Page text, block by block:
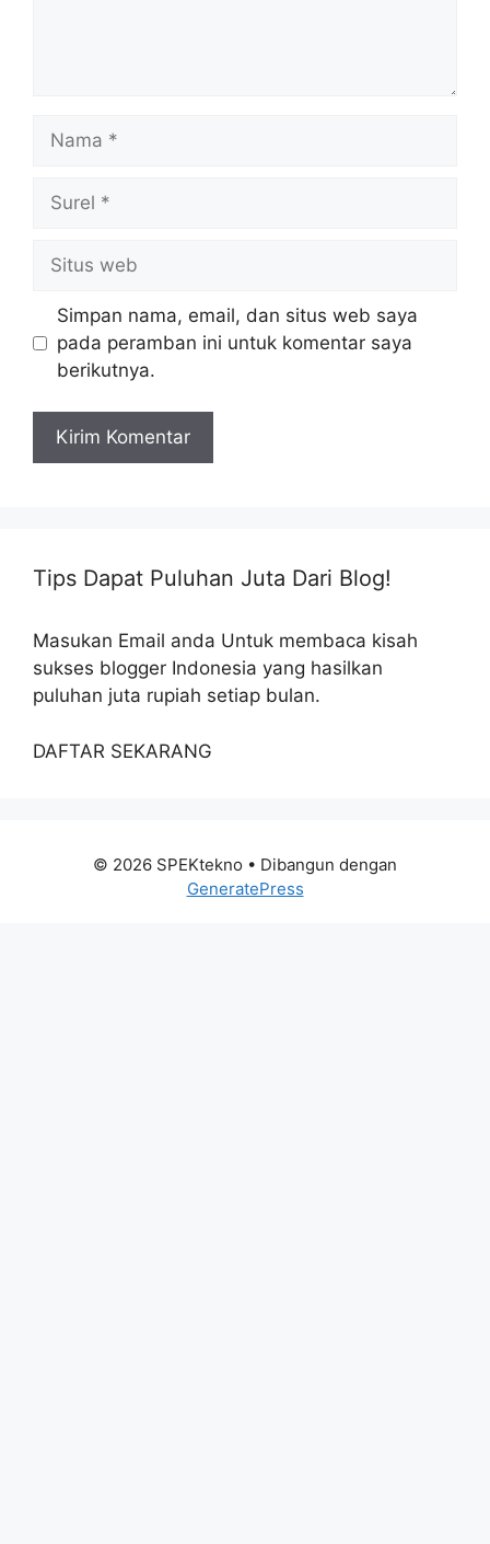
web
Simpan nama, email, dan situs web saya
pada peramban ini untuk komentar saya
berikutnya.
Tips Dapat Puluhan Juta Dari Blog!
Masukan Email anda Untuk membaca kisah
sukses blogger Indonesia yang hasilkan
puluhan juta rupiah setiap bulan.
DAFTAR SEKARANG
© 2026 SPEKtekno • Dibangun dengan
GeneratePress